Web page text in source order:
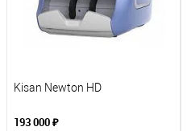
Kisan Newton HD
193 000 ₽